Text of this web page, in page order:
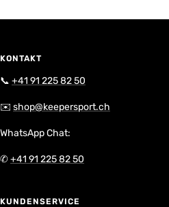
KONTAKT
📞 +41 91 225 82 50
✉️ shop@keepersport.ch
WhatsApp Chat:
✆+41 91 225 82 50
KUNDENSERVICE